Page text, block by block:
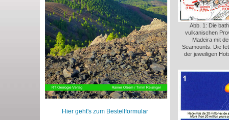
Hier geht's zum Bestellformular
Abb. 1: Die
vulkanischen
Madeira mit
Seamounts. Die
der jeweiligen